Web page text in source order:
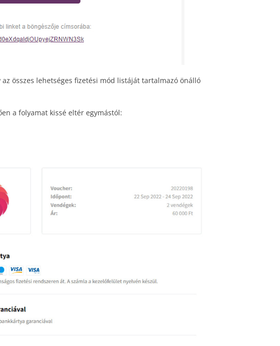
összes lehetséges fizetési mód listáját tartalmazó önálló
a folyamat kissé eltér egymástól: